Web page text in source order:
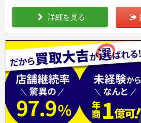
詳細を見る